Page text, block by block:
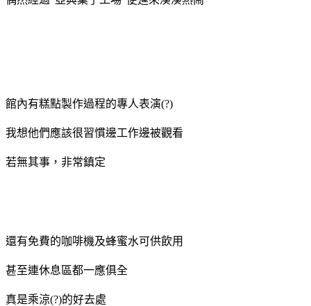
館內有糕點製作過程的專人表演(?)
我想他們應該很習慣邊工作邊被觀看
若無其事，非常鎮定
還有免費的咖啡機及蜂蜜水可供飲用
甚至連休息區都一應俱全
真是乘涼(?)的好去處